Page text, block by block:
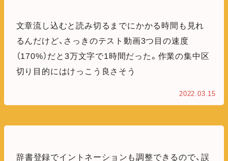
文章流し込むと読み切るまでにかかる時間も見れ
るんだけど、さっきのテスト動画3つ目の速度
（170%）だと3万文字で1時間だった。作業の集中区
切り目的にはけっこう良さそう
2022.03.15
辞書登録でイントネーションも調整できるので、誤